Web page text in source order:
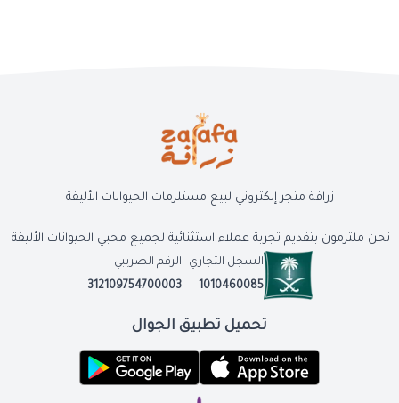
زرافة متجر إلكتروني لبيع مستلزمات الحيوانات الأليفة
نحن ملتزمون بتقديم تجربة عملاء استثنائية لجميع محبي الحيوانات الأليفة
السجل التجاري
1010460085
الرقم الضريبي
312109754700003
تحميل تطبيق الجوال